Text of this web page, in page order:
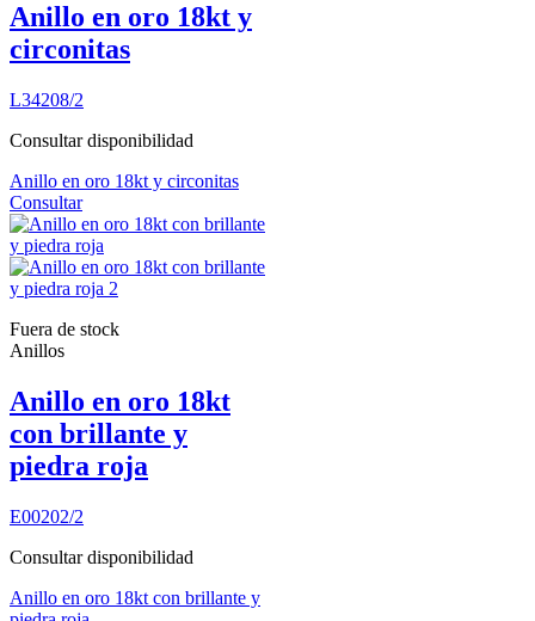
Anillo en oro 18kt y
circonitas
L34208/2
Consultar disponibilidad
Anillo en oro 18kt y circonitas
Consultar
Fuera de stock
Anillos
Anillo en oro 18kt
con brillante y
piedra roja
E00202/2
Consultar disponibilidad
Anillo en oro 18kt con brillante y